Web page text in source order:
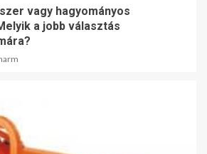
vagy hagyományos
a jobb választás